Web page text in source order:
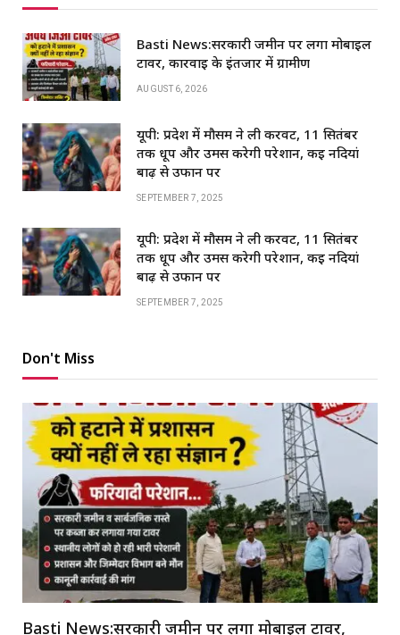
Basti News:सरकारी जमीन पर लगा मोबाइल
टावर, कार्रवाई के इंतजार में ग्रामीण
AUGUST 6, 2026
यूपी: प्रदेश में मौसम ने ली करवट, 11 सितंबर
तक धूप और उमस करेगी परेशान, कई नदियां
बाढ़ से उफान पर
SEPTEMBER 7, 2025
यूपी: प्रदेश में मौसम ने ली करवट, 11 सितंबर
तक धूप और उमस करेगी परेशान, कई नदियां
बाढ़ से उफान पर
SEPTEMBER 7, 2025
Don't Miss
Basti News:सरकारी जमीन पर लगा मोबाइल टावर,